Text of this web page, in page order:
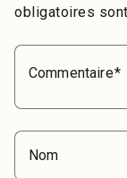
obligatoires
Commentaire
Nom